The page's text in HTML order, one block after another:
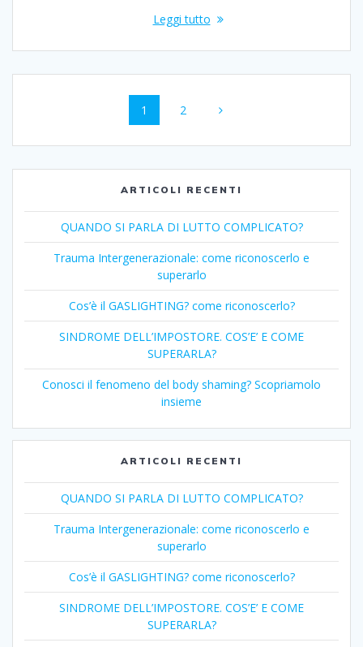
Leggi tutto
Navigazione
Pagina
1 Pagina
2
ARTICOLI RECENTI
QUANDO SI PARLA DI LUTTO COMPLICATO?
Trauma Intergenerazionale: come riconoscerlo e
superarlo
Cos’è il GASLIGHTING? come riconoscerlo?
SINDROME DELL’IMPOSTORE. COS’E’ E COME
SUPERARLA?
Conosci il fenomeno del body shaming? Scopriamolo
insieme
ARTICOLI RECENTI
QUANDO SI PARLA DI LUTTO COMPLICATO?
Trauma Intergenerazionale: come riconoscerlo e
superarlo
Cos’è il GASLIGHTING? come riconoscerlo?
SINDROME DELL’IMPOSTORE. COS’E’ E COME
SUPERARLA?